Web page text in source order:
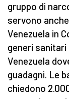
gruppo di
servono
Venezuela in
generi
Venezuela
guadagni. Le
chiedono